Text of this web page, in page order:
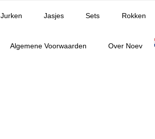
Jurken Jasjes Sets Rokken
Algemene Voorwaarden Over Noev